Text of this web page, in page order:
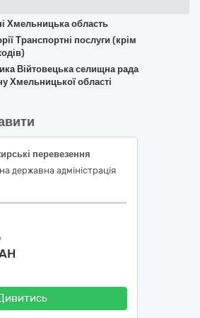
Хмельницька область
Транспортні послуги (крім
Війтовецька селищна рада
Хмельницької області
перевезення
державна адміністрація